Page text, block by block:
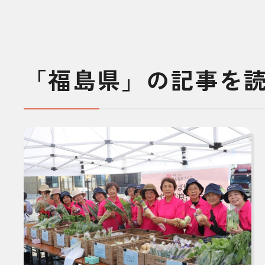
「福島県」の記事を